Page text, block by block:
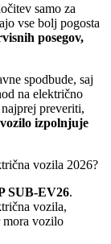
samo za
vse bolj pogosta
posegov,
spodbude, saj
na električno
preveriti,
izpolnjuje
vozila 2026?
SUB-EV26.
vozila,
mora vozilo